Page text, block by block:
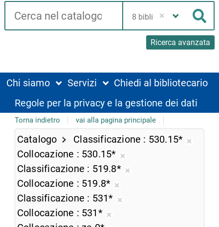
Cerca su "Catalogo"
Ricerca avanzata
biblioteca
Chi siamo Servizi
Chiedi al bibliotecario
Regole per la privacy e la gestione dei dati
Torna indietro vai alla pagina principale
Catalogo Classificazione
530.15*
Collocazione
530.15*
dalla
Classificazione
519.8*
Collocazione
519.8*
dalla
Classificazione
531*
Collocazione
531*